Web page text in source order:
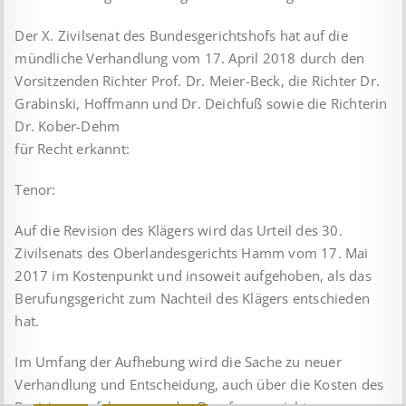
Der X. Zivilsenat des Bundesgerichtshofs hat auf die
mündliche Verhandlung vom 17. April 2018 durch den
Vorsitzenden Richter Prof. Dr. Meier-Beck, die Richter Dr.
Grabinski, Hoffmann und Dr. Deichfuß sowie die Richterin
Dr. Kober-Dehm
für Recht erkannt:
Tenor:
Auf die Revision des Klägers wird das Urteil des 30.
Zivilsenats des Oberlandesgerichts Hamm vom 17. Mai
2017 im Kostenpunkt und insoweit aufgehoben, als das
Berufungsgericht zum Nachteil des Klägers entschieden
hat.
Im Umfang der Aufhebung wird die Sache zu neuer
Verhandlung und Entscheidung, auch über die Kosten des